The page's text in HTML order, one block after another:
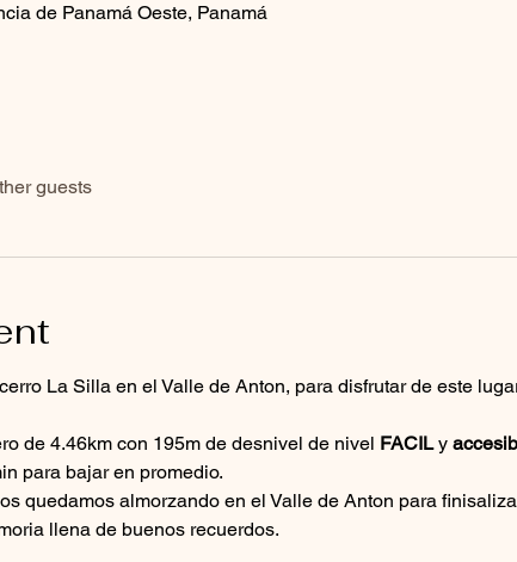
de Panamá Oeste, Panamá
guests
La Silla en el Valle de Anton, para disfrutar de este
de 4.46km con 195m de desnivel de nivel FACIL y
para bajar en promedio.
quedamos almorzando en el Valle de Anton para
llena de buenos recuerdos.